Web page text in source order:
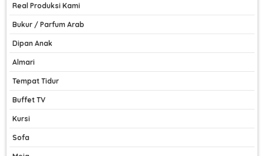
Real Produksi Kami
Bukur / Parfum Arab
Dipan Anak
Almari
Tempat Tidur
Buffet TV
Kursi
Sofa